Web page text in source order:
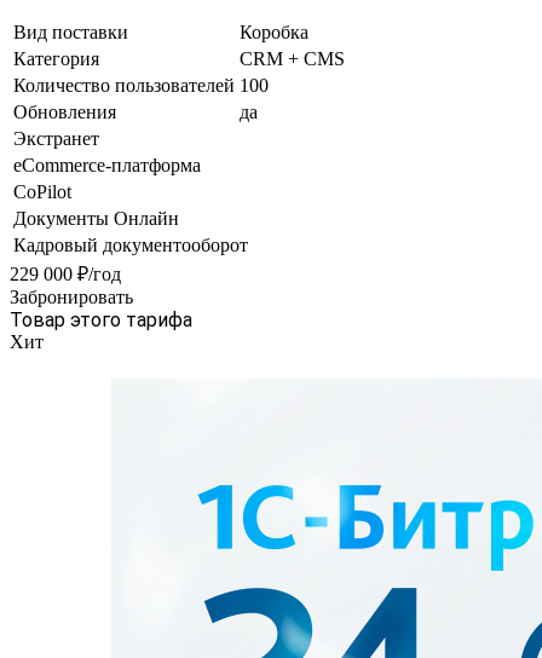
Вид поставки
Коробка
Категория
CRM + CMS
Количество пользователей 100
Обновления
да
Экстранет
eCommerce-платформа
CoPilot
Документы Онлайн
Кадровый документооборот
229 000 ₽/год
Забронировать
Товар этого тарифа
Хит